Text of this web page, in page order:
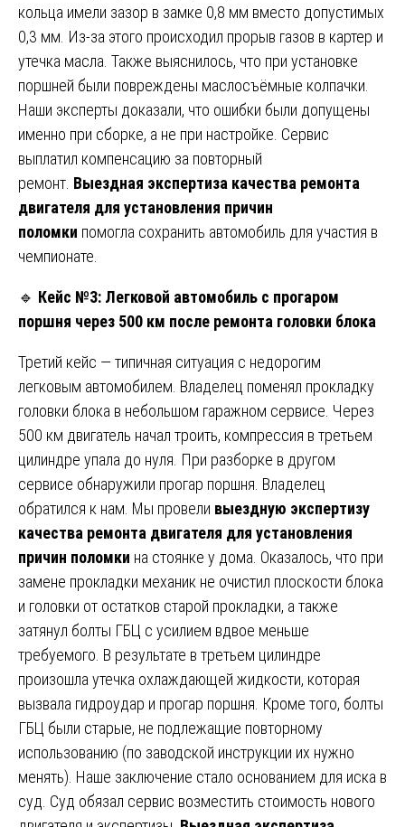
кольца имели зазор в замке 0,8 мм вместо допустимых
0,3 мм. Из-за этого происходил прорыв газов в картер и
утечка масла. Также выяснилось, что при установке
поршней были повреждены маслосъёмные колпачки.
Наши эксперты доказали, что ошибки были допущены
именно при сборке, а не при настройке. Сервис
выплатил компенсацию за повторный
ремонт. Выездная экспертиза качества ремонта
двигателя для установления причин
поломки помогла сохранить автомобиль для участия в
чемпионате.
🔹 Кейс №3: Легковой автомобиль с прогаром
поршня через 500 км после ремонта головки блока
Третий кейс — типичная ситуация с недорогим
легковым автомобилем. Владелец поменял прокладку
головки блока в небольшом гаражном сервисе. Через
500 км двигатель начал троить, компрессия в третьем
цилиндре упала до нуля. При разборке в другом
сервисе обнаружили прогар поршня. Владелец
обратился к нам. Мы провели выездную экспертизу
качества ремонта двигателя для установления
причин поломки на стоянке у дома. Оказалось, что при
замене прокладки механик не очистил плоскости блока
и головки от остатков старой прокладки, а также
затянул болты ГБЦ с усилием вдвое меньше
требуемого. В результате в третьем цилиндре
произошла утечка охлаждающей жидкости, которая
вызвала гидроудар и прогар поршня. Кроме того, болты
ГБЦ были старые, не подлежащие повторному
использованию (по заводской инструкции их нужно
менять). Наше заключение стало основанием для иска в
суд. Суд обязал сервис возместить стоимость нового